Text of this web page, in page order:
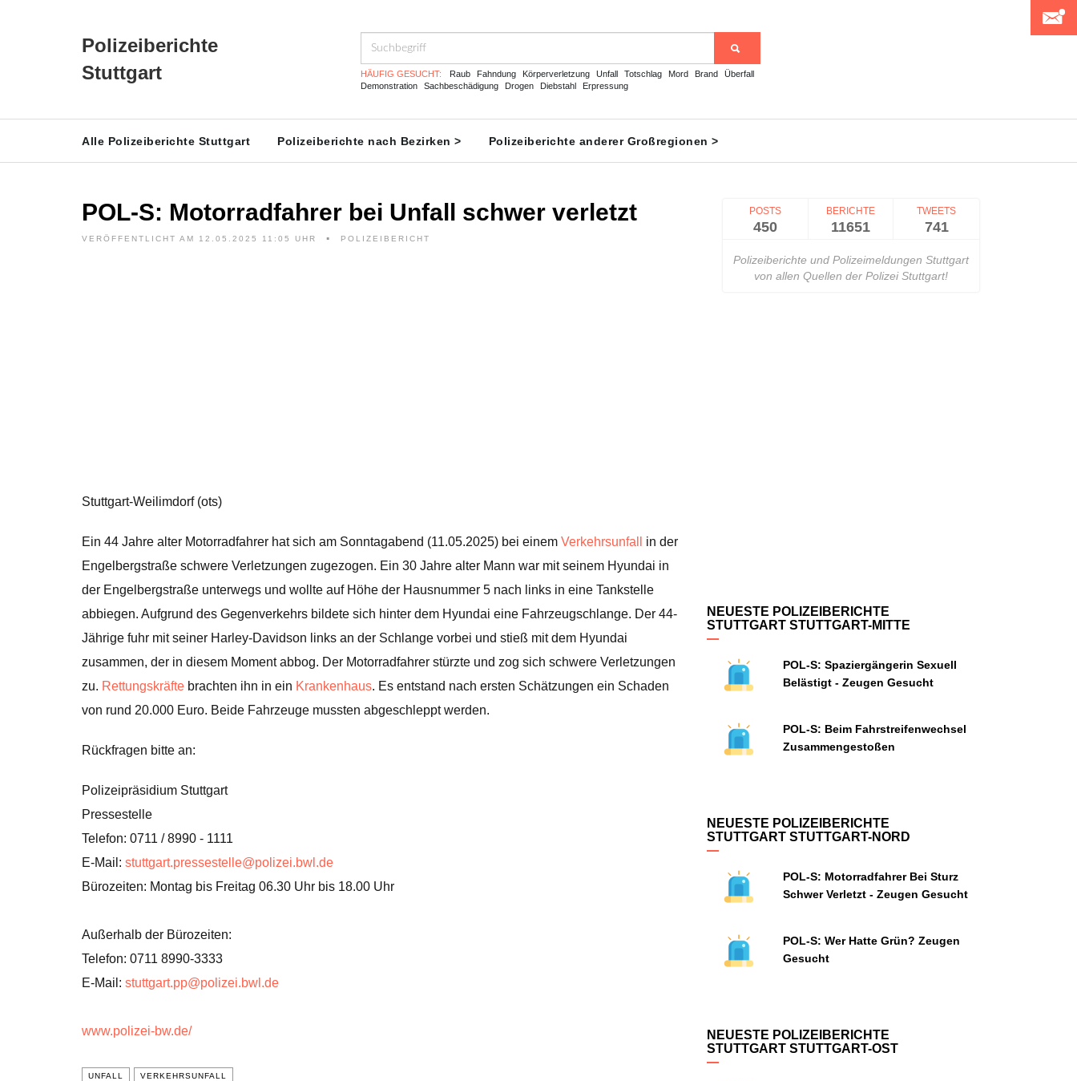
Polizeiberichte
Stuttgart
HÄUFIG GESUCHT: Raub Fahndung Körperverletzung Unfall Totschlag Mord Brand
Überfall
Demonstration
Sachbeschädigung Drogen Diebstahl Erpressung
Alle Polizeiberichte Stuttgart Polizeiberichte nach Bezirken > Polizeiberichte anderer Großregionen >
POL-S: Motorradfahrer bei Unfall schwer verletzt
VERÖFFENTLICHT AM 12.05.2025 11:05 UHR POLIZEIBERICHT
Stuttgart-Weilimdorf (ots)
Ein 44 Jahre alter Motorradfahrer hat sich am Sonntagabend (11.05.2025) bei einem Verkehrsunfall
in der
Engelbergstraße schwere Verletzungen zugezogen. Ein 30 Jahre alter Mann war mit seinem Hyundai in
der Engelbergstraße unterwegs und wollte auf Höhe der Hausnummer 5 nach links in eine Tankstelle
abbiegen. Aufgrund des Gegenverkehrs bildete sich hinter dem Hyundai eine Fahrzeugschlange. Der 44-
Jährige fuhr mit seiner Harley-Davidson links an der Schlange vorbei und stieß mit dem Hyundai
zusammen, der in diesem Moment abbog. Der Motorradfahrer stürzte und zog sich schwere Verletzungen
zu. Rettungskräfte brachten ihn in ein Krankenhaus. Es entstand nach ersten Schätzungen ein Schaden
von rund 20.000 Euro. Beide Fahrzeuge mussten abgeschleppt werden.
Rückfragen bitte an:
Polizeipräsidium Stuttgart
Pressestelle
Telefon: 0711 / 8990 - 1111
E-Mail: stuttgart.pressestelle@polizei.bwl.de
Bürozeiten: Montag bis Freitag 06.30 Uhr bis 18.00 Uhr
Außerhalb der Bürozeiten:
Telefon: 0711 8990-3333
E-Mail: stuttgart.pp@polizei.bwl.de
www.polizei-bw.de/
UNFALL VERKEHRSUNFALL
POSTS
450
BERICHTE
11651
TWEETS
741
Polizeiberichte und Polizeimeldungen Stuttgart
von allen Quellen der Polizei Stuttgart!
NEUESTE POLIZEIBERICHTE
STUTTGART STUTTGART-MITTE
POL-S: Spaziergängerin Sexuell
Belästigt - Zeugen Gesucht
POL-S: Beim Fahrstreifenwechsel
Zusammengestoßen
NEUESTE POLIZEIBERICHTE
STUTTGART STUTTGART-NORD
POL-S: Motorradfahrer Bei Sturz
Schwer Verletzt - Zeugen Gesucht
POL-S: Wer Hatte Grün? Zeugen
Gesucht
NEUESTE POLIZEIBERICHTE
STUTTGART STUTTGART-OST